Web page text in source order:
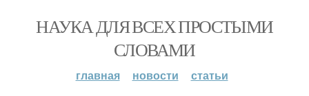
НАУКА ДЛЯ ВСЕХ ПРОСТЫМИ
СЛОВАМИ
главная новости статьи